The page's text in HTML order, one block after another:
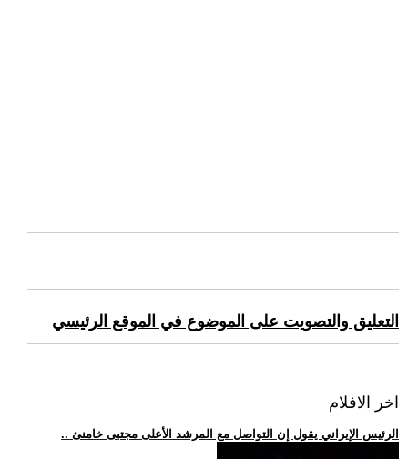
التعليق والتصويت على الموضوع في الموقع الرئيسي
اخر الافلام
.. الرئيس الإيراني يقول إن التواصل مع المرشد الأعلى مجتبى خامنئ